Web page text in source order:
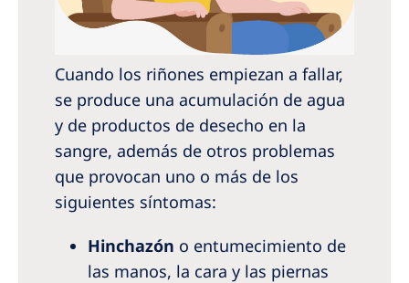
Cuando los riñones empiezan a fallar,
se produce una acumulación de agua
y de productos de desecho en la
sangre, además de otros problemas
que provocan uno o más de los
siguientes síntomas:
Hinchazón o entumecimiento de
las manos, la cara y las piernas